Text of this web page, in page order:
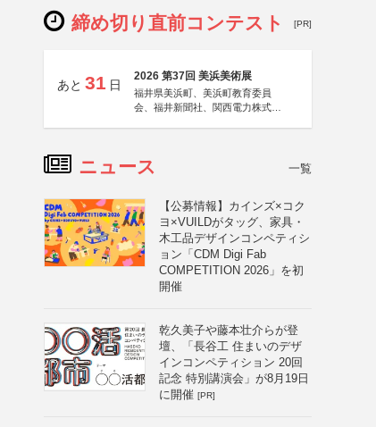
締め切り直前コンテスト [PR]
あと 31 日
2026 第37回 美浜美術展
福井県美浜町、美浜町教育委員
会、福井新聞社、関西電力株式会
ニュース 一覧
【公募情報】カインズ×コク
ヨ×VUILDがタッグ、家具・
木工品デザインコンペティシ
ョン「CDM Digi Fab
COMPETITION 2026」を初
開催
乾久美子や藤本壮介らが登
壇、「長谷工 住まいのデザ
インコンペティション 20回
記念 特別講演会」が8月19日
に開催 [PR]